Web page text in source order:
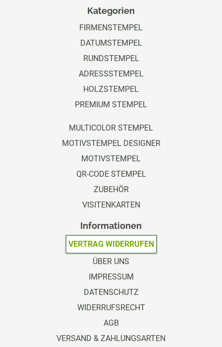
Kategorien
FIRMENSTEMPEL
DATUMSTEMPEL
RUNDSTEMPEL
ADRESSSTEMPEL
HOLZSTEMPEL
PREMIUM STEMPEL
MULTICOLOR STEMPEL
MOTIVSTEMPEL DESIGNER
MOTIVSTEMPEL
QR-CODE STEMPEL
ZUBEHÖR
VISITENKARTEN
Informationen
VERTRAG WIDERRUFEN
ÜBER UNS
IMPRESSUM
DATENSCHUTZ
WIDERRUFSRECHT
AGB
VERSAND & ZAHLUNGSARTEN